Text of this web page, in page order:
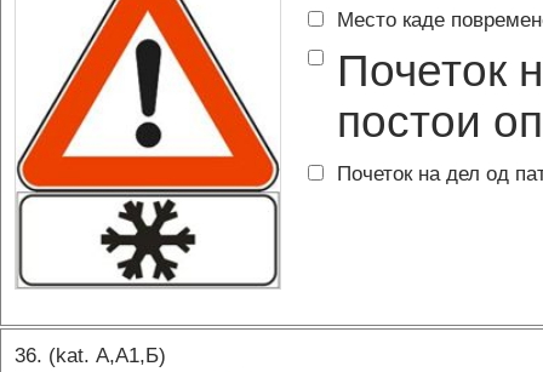
Место каде
Почеток
постои
Почеток на дел од
36. (kat. А,A1,Б)